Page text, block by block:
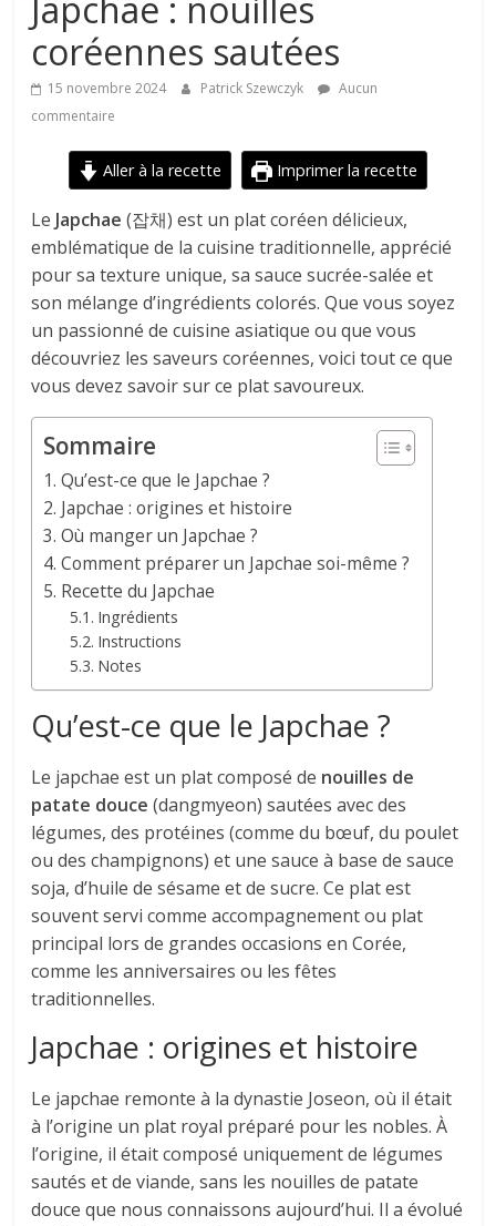
Japchae : nouilles
coréennes sautées
15 novembre 2024 Patrick Szewczyk
Aucun
commentaire
Aller à la recette Imprimer la recette
Le Japchae (잡채) est un plat coréen délicieux,
emblématique de la cuisine traditionnelle, apprécié
pour sa texture unique, sa sauce sucrée-salée et
son mélange d’ingrédients colorés. Que vous soyez
un passionné de cuisine asiatique ou que vous
découvriez les saveurs coréennes, voici tout ce que
vous devez savoir sur ce plat savoureux.
Sommaire
Qu’est-ce que le Japchae ?
Japchae : origines et histoire
Où manger un Japchae ?
Comment préparer un Japchae soi-même ?
Recette du Japchae
Ingrédients
Instructions
Notes
Qu’est-ce que le Japchae ?
Le japchae est un plat composé de nouilles de
patate douce (dangmyeon) sautées avec des
légumes, des protéines (comme du bœuf, du poulet
ou des champignons) et une sauce à base de sauce
soja, d’huile de sésame et de sucre. Ce plat est
souvent servi comme accompagnement ou plat
principal lors de grandes occasions en Corée,
comme les anniversaires ou les fêtes
traditionnelles.
Japchae : origines et histoire
Le japchae remonte à la dynastie Joseon, où il était
à l’origine un plat royal préparé pour les nobles. À
l’origine, il était composé uniquement de légumes
sautés et de viande, sans les nouilles de patate
douce que nous connaissons aujourd’hui. Il a évolué